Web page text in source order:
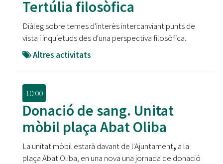
Tertúlia filosòfica
Diàleg sobre temes d'interès intercanviant punts de
vista i inquietuds des d'una perspectiva filosòfica.
Altres activitats
10:00
Donació de sang. Unitat
mòbil plaça Abat Oliba
La unitat mòbil estarà davant de l'Ajuntament, a la
plaça Abat Oliba, en una nova una jornada de donació